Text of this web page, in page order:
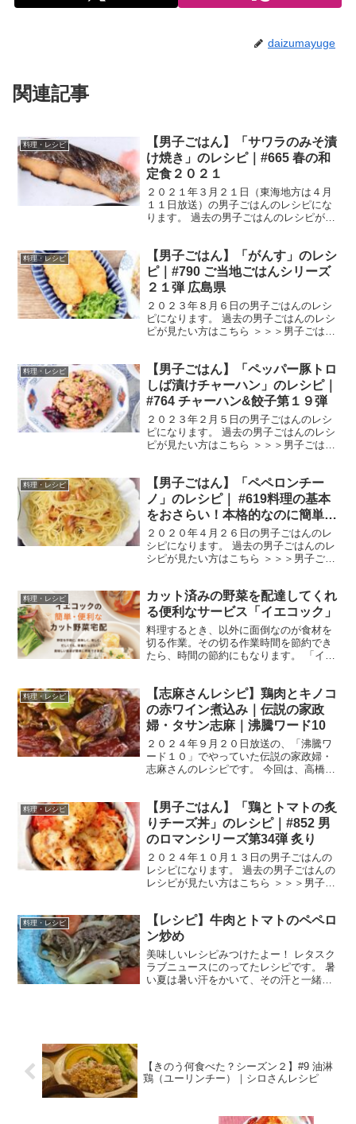
daizumayuge
関連記事
料理・レシピ
【男子ごはん】「サワラのみそ漬
け焼き」のレシピ｜#665 春の和
定食２０２１
２０２１年３月２１日（東海地方は４月
１１日放送）の男子ごはんのレシピにな
ります。 過去の男子ごはんのレシピが見
き （出典：） 材料 サワラ ２切れみ
そ １２０g砂糖...
料理・レシピ
【男子ごはん】「がんす」のレシ
ピ｜#790 ご当地ごはんシリーズ
２１弾 広島県
２０２３年８月６日の男子ごはんのレシ
ピになります。 過去の男子ごはんのレシ
ピが見たい方はこちら ＞＞＞男子ごはん
玉ねぎ ８０g 赤唐辛子 ２本 片栗粉
大さじ２...
料理・レシピ
【男子ごはん】「ペッパー豚トロ
しば漬けチャーハン」のレシピ｜
#764 チャーハン&餃子第１９弾
２０２３年２月５日の男子ごはんのレシ
ピになります。 過去の男子ごはんのレシ
ピが見たい方はこちら ＞＞＞男子ごはん
豚トロ １５０g しば漬け 約８０g 万
能ねぎ ５...
料理・レシピ
【男子ごはん】「ペペロンチー
ノ」のレシピ｜ #619料理の基本
をおさらい！本格的なのに簡単！
パスタ３種を伝授
２０２０年４月２６日の男子ごはんのレ
シピになります。 過去の男子ごはんのレ
シピが見たい方はこちら ＞＞＞男子ごは
００gにんにく ２片赤唐辛子(小口切
り) 小さじ1...
料理・レシピ
カット済みの野菜を配達してくれ
る便利なサービス「イエコック」
料理するとき、以外に面倒なのが食材を
切る作業。その切る作業時間を節約でき
たら、時間の節約にもなります。 「イエ
利なサービスなんです！ ▼クリック！応
援お願いします！▼
料理・レシピ
【志麻さんレシピ】鶏肉とキノコ
の赤ワイン煮込み｜伝説の家政
婦・タサン志麻｜沸騰ワード10
２０２４年９月２０日放送の、「沸騰ワ
ード１０」でやっていた伝説の家政婦・
志麻さんのレシピです。 今回は、高橋文
「秋食材で絶品料理１３連発」です。 で
は、早速作り方です。 ...
料理・レシピ
【男子ごはん】「鶏とトマトの炙
りチーズ丼」のレシピ｜#852 男
のロマンシリーズ第34弾 炙り
２０２４年１０月１３日の男子ごはんの
レシピになります。 過去の男子ごはんの
レシピが見たい方はこちら ＞＞＞男子ご
も肉 ３５０g 塩 小さじ1/3 黒こしょ
う 適量...
料理・レシピ
【レシピ】牛肉とトマトのペペロ
ン炒め
美味しいレシピみつけたよー！ レタスク
ラブニュースにのってたレシピです。 暑
い夏は暑い汗をかいて、その汗と一緒に
【きのう何食べた？シーズン２】#9 油淋
鶏（ユーリンチー）｜シロさんレシピ